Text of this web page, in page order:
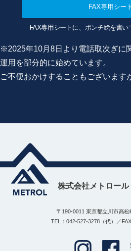
FAX専用シート
FAX専用シートに、ポンチ絵を書い
※2025年10月8日より電話取次ぎに
運用を部分的に始めています。
ご不便おかけすることもございます
株式会社メトロール
〒190-0011 東京都立川市高
TEL：042-527-3278（代）／